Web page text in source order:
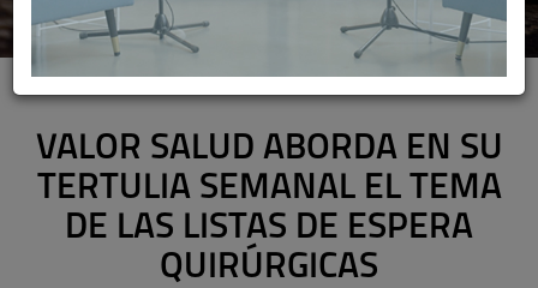
VALOR SALUD ABORDA EN SU
TERTULIA SEMANAL EL TEMA
DE LAS LISTAS DE ESPERA
QUIRÚRGICAS